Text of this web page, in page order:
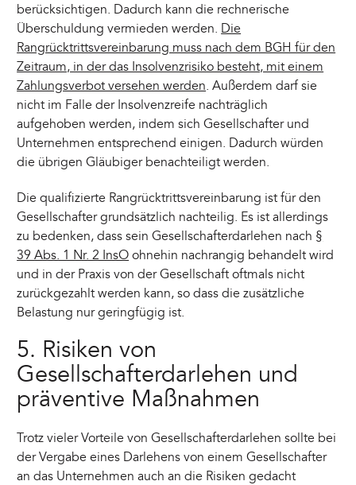
berücksichtigen. Dadurch kann die rechnerische
Überschuldung vermieden werden. Die
Rangrücktrittsvereinbarung muss nach dem BGH für den
Zeitraum, in der das Insolvenzrisiko besteht, mit einem
Zahlungsverbot versehen werden. Außerdem darf sie
nicht im Falle der Insolvenzreife nachträglich
aufgehoben werden, indem sich Gesellschafter und
Unternehmen entsprechend einigen. Dadurch würden
die übrigen Gläubiger benachteiligt werden.
Die qualifizierte Rangrücktrittsvereinbarung ist für den
Gesellschafter grundsätzlich nachteilig. Es ist allerdings
zu bedenken, dass sein Gesellschafterdarlehen nach §
39 Abs. 1 Nr. 2 InsO ohnehin nachrangig behandelt wird
und in der Praxis von der Gesellschaft oftmals nicht
zurückgezahlt werden kann, so dass die zusätzliche
Belastung nur geringfügig ist.
5. Risiken von
Gesellschafterdarlehen und
präventive Maßnahmen
Trotz vieler Vorteile von Gesellschafterdarlehen sollte bei
der Vergabe eines Darlehens von einem Gesellschafter
an das Unternehmen auch an die Risiken gedacht